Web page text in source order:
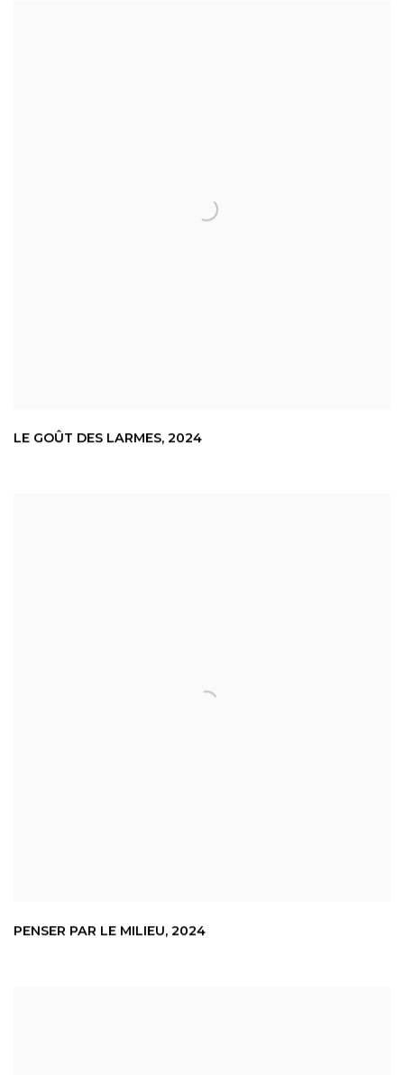
LE GOÛT DES LARMES, 2024
PENSER PAR LE MILIEU, 2024